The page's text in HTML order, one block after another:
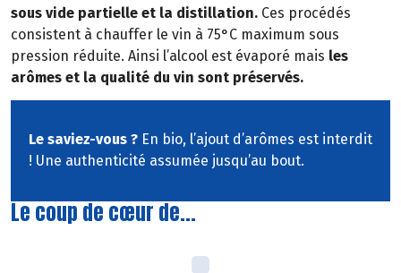
sous vide partielle et la distillation. Ces procédés
consistent à chauffer le vin à 75°C maximum sous
pression réduite. Ainsi l’alcool est évaporé mais les
arômes et la qualité du vin sont préservés.
Le saviez-vous ? En bio, l’ajout d’arômes est interdit
! Une authenticité assumée jusqu’au bout.
Le coup de cœur de...